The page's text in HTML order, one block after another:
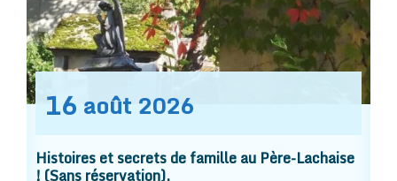
16 août 2026
Histoires et secrets de famille au Père-Lachaise
! (Sans réservation).